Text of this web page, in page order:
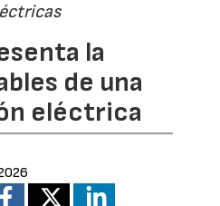
la
de una
eléctrica